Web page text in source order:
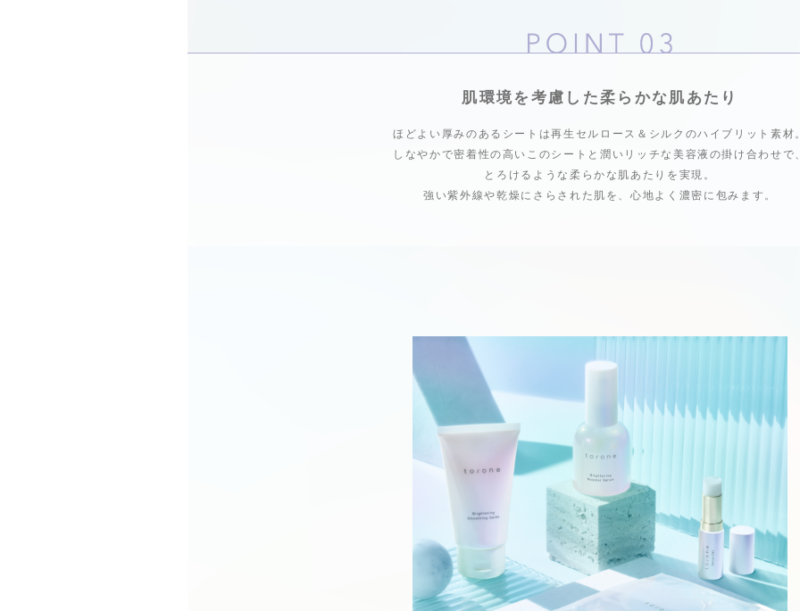
肌環境を考慮した柔らかな肌あたり
ほどよい厚みのあるシートは再生セルロース＆ シルクのハイブリット素材
しなやかで密着性の高いこのシートと 潤いリッチな美容液の掛け合わせで
とろけるような柔らかな肌あたりを実現。
強い紫外線や乾燥にさらされた肌を、心地よく濃密に包みます。